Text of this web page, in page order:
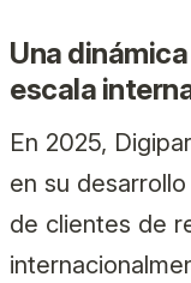
Una
escala
En 2025,
en su
de clientes de